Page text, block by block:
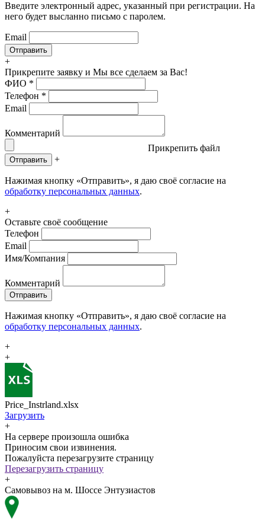
Введите электронный адрес, указанный при регистрации. На
него будет высланно письмо с паролем.
Email
+
Прикрепите заявку и Мы все сделаем за Вас!
ФИО *
Телефон *
Email
Комментарий
Прикрепить файл
Отправить +
Нажимая кнопку «Отправить», я даю своё согласие на
обработку персональных данных.
+
Оставьте своё сообщение
Телефон
Email
Имя/Компания
Комментарий
Отправить
Нажимая кнопку «Отправить», я даю своё согласие на
обработку персональных данных.
+
+
Price_Instrland.xlsx
Загрузить
+
На сервере произошла ошибка
Приносим свои извинения.
Пожалуйста перезагрузите страницу
Перезагрузить страницу
+
Самовывоз на м. Шоссе Энтузиастов